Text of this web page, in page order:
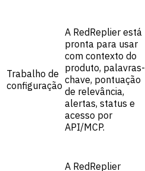
Trabalho de
configuração
A RedReplier está
pronta para usar
com contexto do
produto, palavras-
chave, pontuação
de relevância,
alertas, status e
acesso por
API/MCP.
A RedReplier